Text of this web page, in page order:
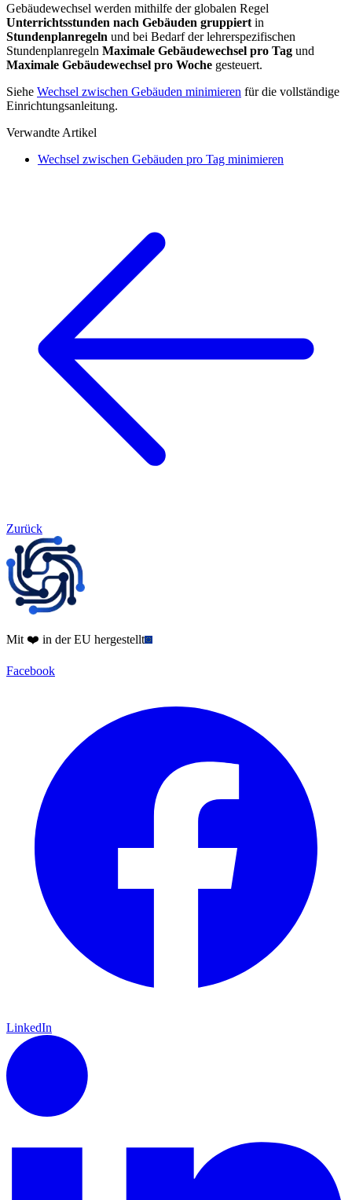
Gebäudewechsel werden mithilfe der globalen Regel
Unterrichtsstunden nach Gebäuden gruppiert in
Stundenplanregeln und bei Bedarf der lehrerspezifischen
Stundenplanregeln Maximale Gebäudewechsel pro Tag und
Maximale Gebäudewechsel pro Woche gesteuert.
Siehe Wechsel zwischen Gebäuden minimieren für die vollständige
Einrichtungsanleitung.
Verwandte Artikel
Wechsel zwischen Gebäuden pro Tag minimieren
Zurück
Mit ❤️ in der EU hergestellt
Facebook
LinkedIn